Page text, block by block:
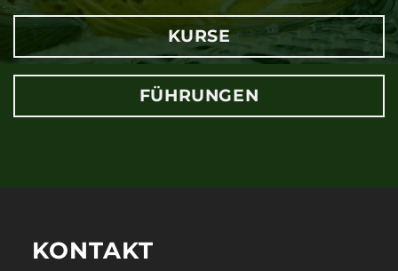
KURSE
FÜHRUNGEN
KONTAKT